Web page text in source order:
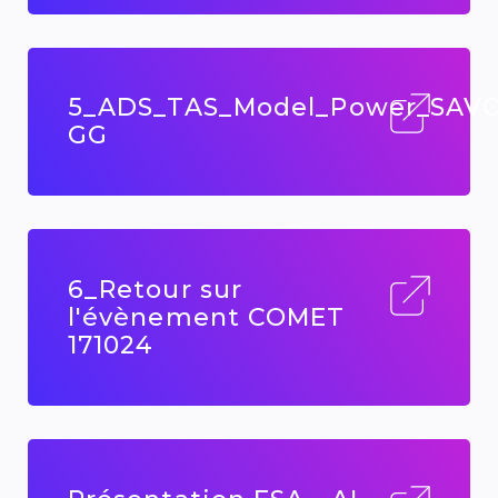
GG
6_Retour sur
l'évènement COMET
171024